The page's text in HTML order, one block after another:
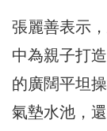
張麗善表示
中為親子打
的廣闊平坦
氣墊水池，